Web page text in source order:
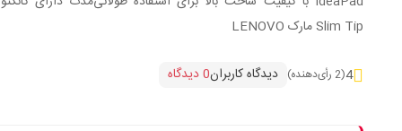
Slim Tip مارک LENOVO
4(2 رأی‌دهنده) دیدگاه کاربران0 دیدگاه